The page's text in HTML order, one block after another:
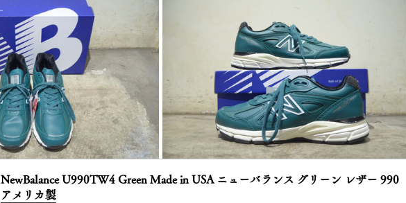
NewBalance U990TW4 Green Made in USA ニューバランス グリーン レザー 990
アメリカ製